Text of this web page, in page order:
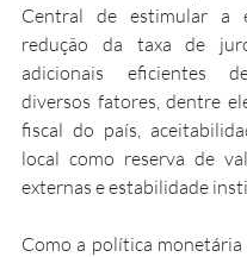
Central de estimular a
redução da taxa de
adicionais eficientes
diversos fatores, dentre
fiscal do país,
local como reserva de
externas e estabilidade
Como a política monetária